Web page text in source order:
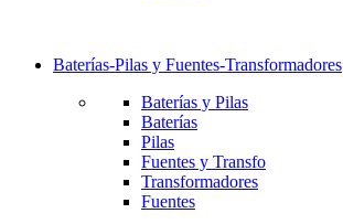
Baterías-Pilas y Fuentes-Transformadores
Baterías y Pilas
Baterías
Pilas
Fuentes y Transfo
Transformadores
Fuentes